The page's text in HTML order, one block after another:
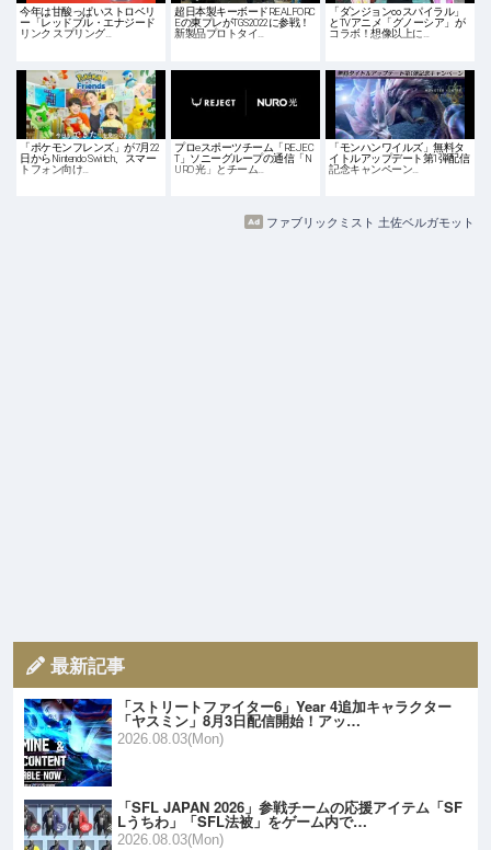
今年は甘酸っぱいストロベリ
ー「レッドブル・エナジード
リンク スプリング…
超日本製キーボードREALFORC
Eの東プレがTGS2022に参戦！
新製品プロトタイ…
「ダンジョン∞スパイラル」
とTVアニメ「グノーシア」が
コラボ！想像以上に…
「ポケモンフレンズ」が7月22
日からNintendo Switch、スマー
トフォン向け…
プロeスポーツチーム「REJEC
T」ソニーグループの通信「N
URO 光」とチーム…
「モンハンワイルズ」無料タ
イトルアップデート第1弾配信
記念キャンペーン…
ファブリックミスト 土佐ベルガモット
最新記事
「ストリートファイター6」Year 4追加キャラクター
「ヤスミン」8月3日配信開始！アッ…
2026.08.03(Mon)
「SFL JAPAN 2026」参戦チームの応援アイテム「SF
Lうちわ」「SFL法被」をゲーム内で…
2026.08.03(Mon)